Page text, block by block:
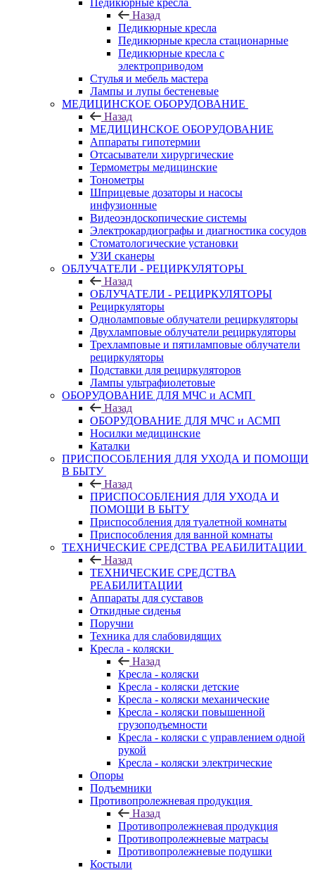
Назад
Педикюрные кресла
Педикюрные кресла стационарные
Педикюрные кресла с
электроприводом
Стулья и мебель мастера
Лампы и лупы бестеневые
МЕДИЦИНСКОЕ ОБОРУДОВАНИЕ
Назад
МЕДИЦИНСКОЕ ОБОРУДОВАНИЕ
Аппараты гипотермии
Отсасыватели хирургические
Термометры медицинские
Тонометры
Шприцевые дозаторы и насосы
инфузионные
Видеоэндоскопические системы
Электрокардиографы и диагностика сосудов
Стоматологические установки
УЗИ сканеры
ОБЛУЧАТЕЛИ - РЕЦИРКУЛЯТОРЫ
Назад
ОБЛУЧАТЕЛИ - РЕЦИРКУЛЯТОРЫ
Рециркуляторы
Одноламповые облучатели рециркуляторы
Двухламповые облучатели рециркуляторы
Трехламповые и пятиламповые облучатели
рециркуляторы
Подставки для рециркуляторов
Лампы ультрафиолетовые
ОБОРУДОВАНИЕ ДЛЯ МЧС и АСМП
Назад
ОБОРУДОВАНИЕ ДЛЯ МЧС и АСМП
Носилки медицинские
Каталки
ПРИСПОСОБЛЕНИЯ ДЛЯ УХОДА И ПОМОЩИ
В БЫТУ
Назад
ПРИСПОСОБЛЕНИЯ ДЛЯ УХОДА И
ПОМОЩИ В БЫТУ
Приспособления для туалетной комнаты
Приспособления для ванной комнаты
ТЕХНИЧЕСКИЕ СРЕДСТВА РЕАБИЛИТАЦИИ
Назад
ТЕХНИЧЕСКИЕ СРЕДСТВА
РЕАБИЛИТАЦИИ
Аппараты для суставов
Откидные сиденья
Поручни
Техника для слабовидящих
Кресла - коляски
Назад
Кресла - коляски
Кресла - коляски детские
Кресла - коляски механические
Кресла - коляски повышенной
грузоподъемности
Кресла - коляски с управлением одной
рукой
Кресла - коляски электрические
Опоры
Подъемники
Противопролежневая продукция
Назад
Противопролежневая продукция
Противопролежневые матрасы
Противопролежневые подушки
Костыли